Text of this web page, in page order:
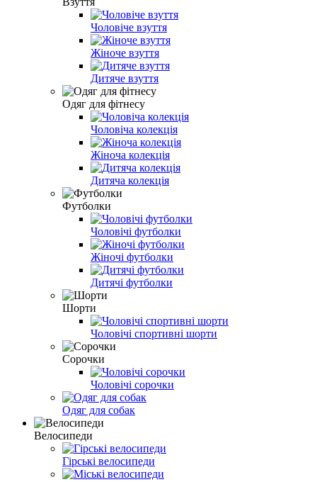
Чоловіче взуття
Жіноче взуття
Дитяче взуття
Одяг для фітнесу
Чоловіча колекція
Жіноча колекція
Дитяча колекція
Футболки
Чоловічі футболки
Жіночі футболки
Дитячі футболки
Шорти
Чоловічі спортивні шорти
Сорочки
Чоловічі сорочки
Одяг для собак
Велосипеди
Гірські велосипеди